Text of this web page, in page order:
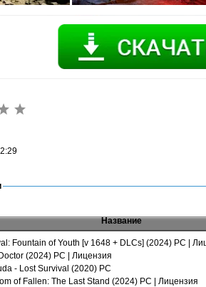
Название
Fountain of Youth [v 1648 + DLCs] (2024) PC |
(2024) PC | Лицензия
- Lost Survival (2020) PC
of Fallen: The Last Stand (2024) PC | Лицензия